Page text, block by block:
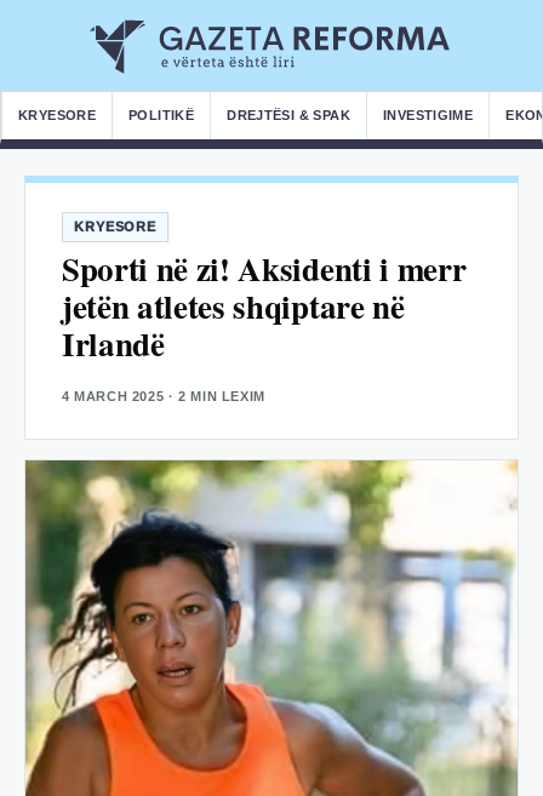
KRYESORE POLITIKË DREJTËSI & SPAK INVESTIGIME
KRYESORE
Sporti në zi! Aksidenti i merr
jetën atletes shqiptare në
Irlandë
4 MARCH 2025 · 2 MIN LEXIM